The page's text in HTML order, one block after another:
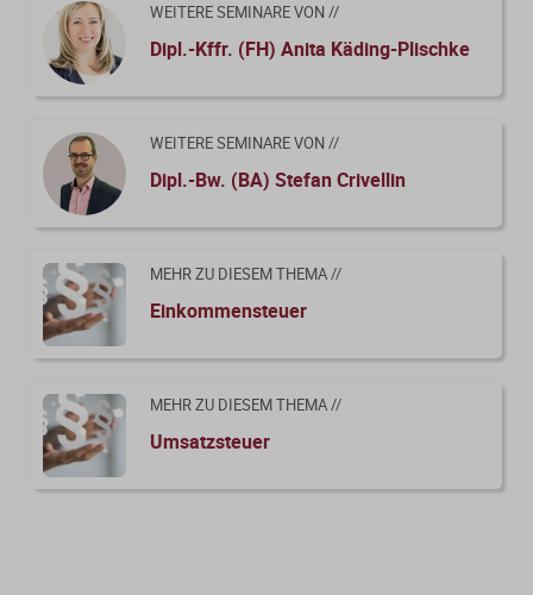
B. II. Kauf einer Ferienwohnung
B. III. Nutzung der Ferienwohnung
B. IV. Verkauf einer Ferienimmobilie
C. Weiterführende Hinweise
WEITERE SEMINARE VON //
Dipl.-Kffr. (FH) Anita Käding-Plischke
WEITERE SEMINARE VON //
Dipl.-Bw. (BA) Stefan Crivellin
MEHR ZU DIESEM THEMA //
Einkommensteuer
MEHR ZU DIESEM THEMA //
Umsatzsteuer